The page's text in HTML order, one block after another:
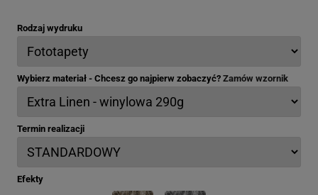
Rodzaj wydruku
Wybierz materiał - Chcesz go najpierw zobaczyć? Zamów wzornik
Termin realizacji
Efekty